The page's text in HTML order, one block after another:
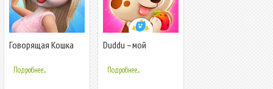
Говорящая Кошка
Виртуальный
Питомец
Подробнее...
Duddu –мой
питомец
Подробнее...